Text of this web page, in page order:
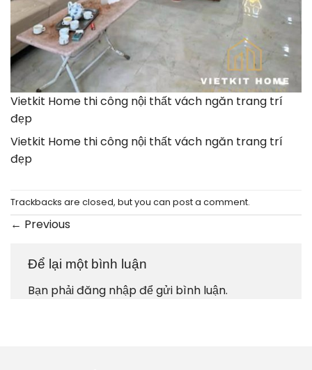
Vietkit Home thi công nội thất vách ngăn trang trí
đẹp
Vietkit Home thi công nội thất vách ngăn trang trí
đẹp
Trackbacks are closed, but you can post a comment.
← Previous
Để lại một bình luận
Bạn phảiđăng nhậpđể gửi bình luận.